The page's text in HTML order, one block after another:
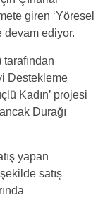
giren ‘Yöresel
devam ediyor.
Destekleme
Kadın’ projesi
Durağı
yapan
satış